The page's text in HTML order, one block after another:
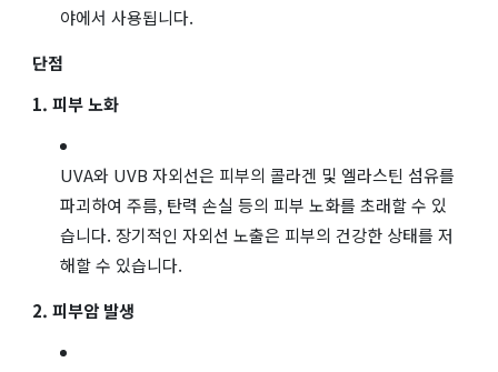
야에서 사용됩니다.
단점
1. 피부 노화
UVA와 UVB 자외선은 피부의 콜라겐 및 엘라스틴 섬유를
파괴하여 주름, 탄력 손실 등의 피부 노화를 초래할 수 있
습니다. 장기적인 자외선 노출은 피부의 건강한 상태를 저
해할 수 있습니다.
2. 피부암 발생